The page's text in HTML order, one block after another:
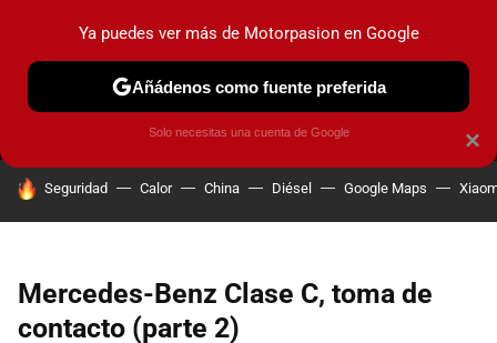
MENÚ NUEVO
COCHES ELÉCTRICOS OBSERVATORIO
HOY SE HABLA DE
Seguridad Calor China Diésel Google Maps
Mercedes-Benz Clase C, toma de
contacto (parte 2)
×
Ya puedes ver más de Motorpasion en Google
Añádenos como fuente preferida
Solo necesitas una cuenta de Google